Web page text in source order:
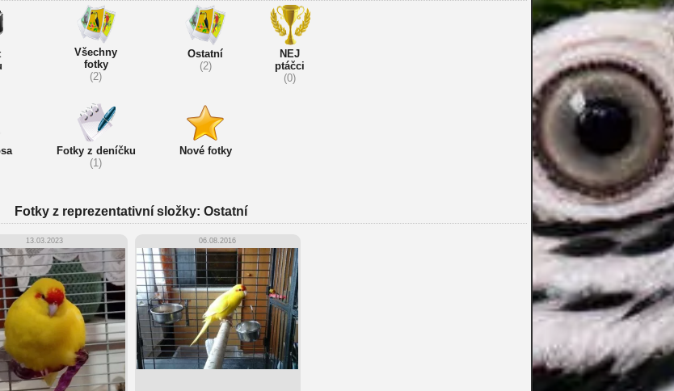
Všechny
fotky
(2)
Ostatní
(2)
NEJ
ptáčci
(0)
Fotky z deníčku
(1)
Nové fotky
Fotky z reprezentativní složky: Ostatní
13.03.2023 06.08.2016